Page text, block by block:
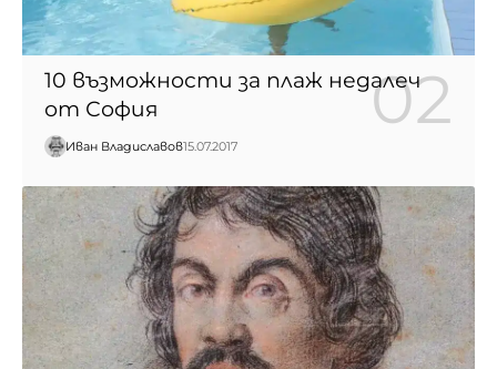
10 възможности за плаж недалеч
от София
Иван Владиславов15.07.2017